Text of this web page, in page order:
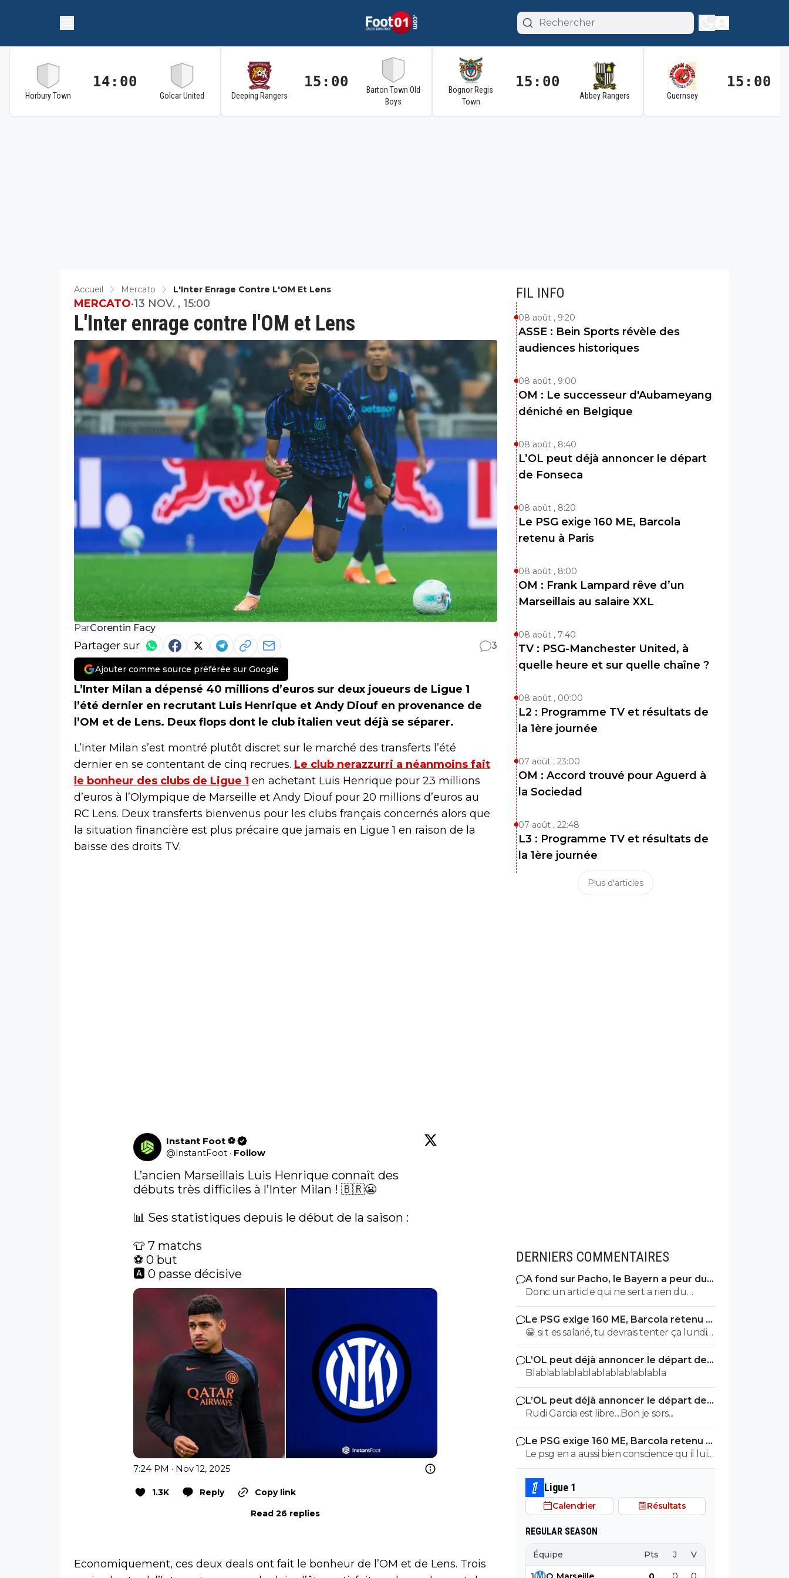
Horbury Town
14:00
Golcar United Deeping Rangers
15:00
Barton Town Old
Boys
Bognor Regis
Town
15:00
Abbey Rangers Guernsey
15:00
Accueil Mercato L'Inter Enrage Contre L'OM Et Lens
L'Inter enrage contre l'OM et Lens
MERCATO•13 NOV. , 15:00
ParCorentin Facy
Partager sur 3
Ajouter comme source préférée sur Google
L’Inter Milan a dépensé 40 millions d’euros sur deux joueurs de Ligue 1
l’été dernier en recrutant Luis Henrique et Andy Diouf en provenance de
l’OM et de Lens. Deux flops dont le club italien veut déjà se séparer.
L’Inter Milan s’est montré plutôt discret sur le marché des transferts l’été
dernier en se contentant de cinq recrues. Le club nerazzurri a néanmoins fait
le bonheur des clubs de Ligue 1 en achetant Luis Henrique pour 23 millions
d’euros à l’Olympique de Marseille et Andy Diouf pour 20 millions d’euros au
RC Lens. Deux transferts bienvenus pour les clubs français concernés alors que
la situation financière est plus précaire que jamais en Ligue 1 en raison de la
baisse des droits TV.
Instant Foot ⚽️
@lnstantFoot · Follow
L’ancien Marseillais Luis Henrique connaît des
débuts très difficiles à l’Inter Milan ! 🇧🇷😬
📊 Ses statistiques depuis le début de la saison :
👕 7 matchs
⚽️ 0 but
🅰️ 0 passe décisive
7:24 PM · Nov 12, 2025
1.3K Reply
Copy link
Read 26 replies
Economiquement, ces deux deals ont fait le bonheur de l’OM et de Lens. Trois
FIL INFO
08 août , 9:20
ASSE : Bein Sports révèle des
audiences historiques
08 août , 9:00
OM : Le successeur d'Aubameyang
déniché en Belgique
08 août , 8:40
L’OL peut déjà annoncer le départ
de Fonseca
08 août , 8:20
Le PSG exige 160 ME, Barcola
retenu à Paris
08 août , 8:00
OM : Frank Lampard rêve d’un
Marseillais au salaire XXL
08 août , 7:40
TV : PSG-Manchester United, à
quelle heure et sur quelle chaîne ?
08 août , 00:00
L2 : Programme TV et résultats de
la 1ère journée
07 août , 23:00
OM : Accord trouvé pour Aguerd à
la Sociedad
07 août , 22:48
L3 : Programme TV et résultats de
la 1ère journée
Plus d'articles
DERNIERS COMMENTAIRES
A fond sur Pacho, le Bayern a peur du
PSG
Donc un article qui ne sert a rien du
tout...ils auraient bien voulu mais
finalement non...je peux en écrire 200 des
articles comme ca !
Le PSG exige 160 ME, Barcola retenu à
Paris
😁 si t es salarié, tu devrais tenter ça lundi
avec ton patron pour voir ce qu’il va te
répondre
L’OL peut déjà annoncer le départ de
Fonseca
Blablablablablablablablablabla
L’OL peut déjà annoncer le départ de
Fonseca
Rudi Garcia est libre....Bon je sors...
Le PSG exige 160 ME, Barcola retenu à
Paris
Le psg en a aussi bien conscience qu il lui
reste 1 an de contrat 😁 après, c est le jeu
de la négociation, on est au mois d août, y
a toujours une marge de prix négociable
avec des bonus et ils savent que Liverpool
750M de budget et un salaire de Salah en
moins. Après, à Liverpool de voir s ils le
veulent vraiment et le sécuriser dès
Ligue 1
Calendrier Résultats
REGULAR SEASON
Équipe Pts J V